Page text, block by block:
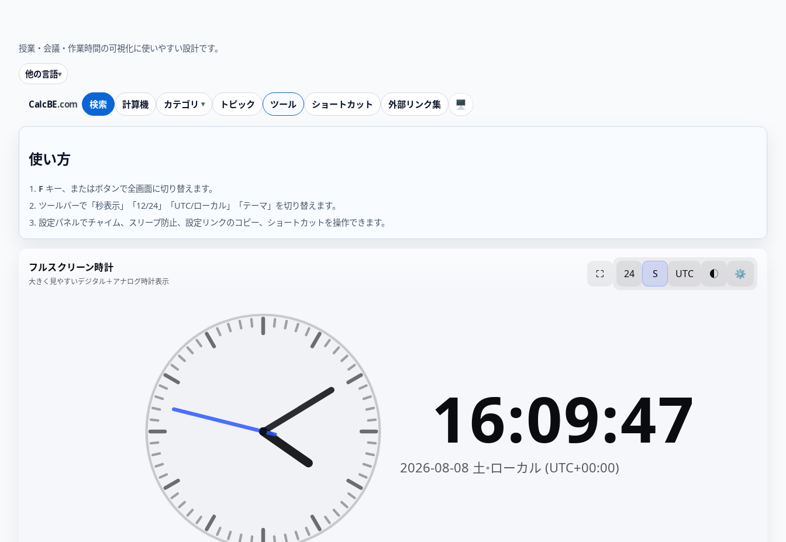
CalcBE.com 検索 計算機 カテゴリ トピック ツール ショートカット 外部リンク集 🖥️
授業・会議・作業時間の可視化に使いやすい設計です。
他の言語
使い方
F キー、またはボタンで全画面に切り替えます。
ツールバーで「秒表示」「12/24」「UTC/ローカル」「テーマ」を切り替えます。
設定パネルでチャイム、スリープ防止、設定リンクのコピー、ショートカットを操作できます。
フルスクリーン時計
大きく見やすいデジタル＋アナログ時計表示
⛶ 24 S UTC ◐ ⚙
16:09:47
2026-08-08 土•ローカル (UTC+00:00)